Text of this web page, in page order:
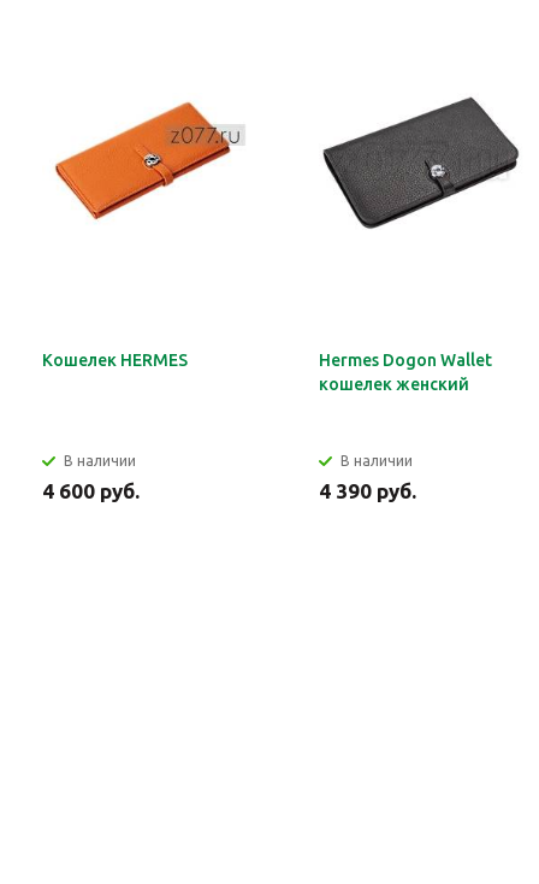
Кошелек HERMES
В наличии
4 600 руб.
Hermes Dogon Wallet
кошелек женский
В наличии
4 390 руб.